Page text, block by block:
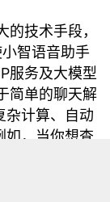
技术手段，
智语音助手
服务及大模型
简单的聊天解
杂计算、自动
如，当你想查